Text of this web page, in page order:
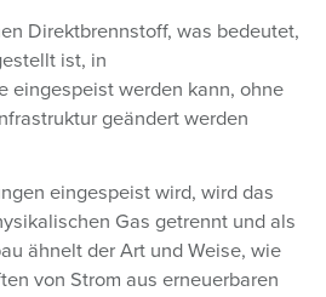
Direktbrennstoff, was bedeutet,
ist, in
eingespeist werden kann, ohne
geändert werden
eingespeist wird, wird das
Gas getrennt und als
ähnelt der Art und Weise, wie
von Strom aus erneuerbaren